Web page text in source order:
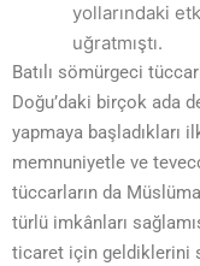
yollarındaki
uğratmıştı.
Batılı sömürgeci
Doğu’daki birçok ada
yapmaya başladıkları
memnuniyetle ve
tüccarların da
türlü imkânları
ticaret için geldiklerini